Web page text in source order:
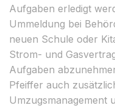
Aufgaben erledigt
Ummeldung bei
neuen Schule oder
Strom- und
Aufgaben
Pfeiffer auch
Umzugsmanagement